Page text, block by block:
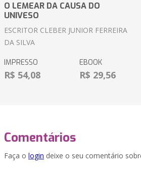
O LEMEAR DA CAUSA DO
UNIVESO
ESCRITOR CLEBER JUNIOR FERREIRA
DA SILVA
IMPRESSO
R$ 54,08
EBOOK
R$ 29,56
Comentários
Faça o login deixe o seu comentário